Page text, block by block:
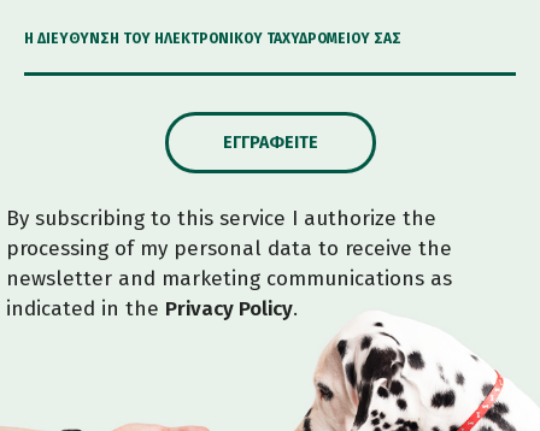
Η ΔΙΕΎΘΥΝΣΗ ΤΟΥ ΗΛΕΚΤΡΟΝΙΚΟΎ ΤΑΧΥΔΡΟΜΕΊΟΥ ΣΑΣ
ΕΓΓΡΑΦΕΊΤΕ
By subscribing to this service I authorize the
processing of my personal data to receive the
newsletter and marketing communications as
indicated in the Privacy Policy.